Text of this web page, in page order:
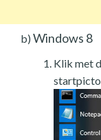
b) Windows 8
Klik met